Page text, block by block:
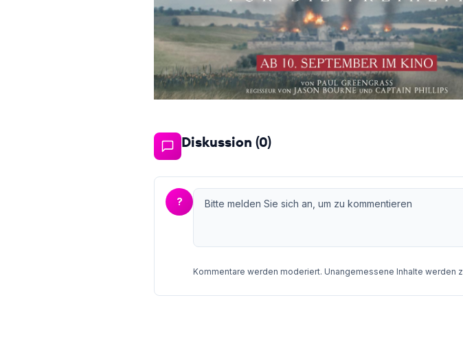
Diskussion (0)
?
Kommentare werden moderiert. Unangemessene Inhalte werden